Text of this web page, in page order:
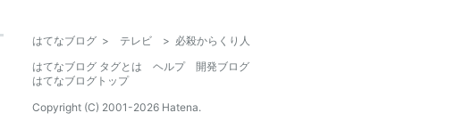
はてなブログ > テレビ > 必殺からくり人
はてなブログ タグとは
ヘルプ
開発ブログ
はてなブログトップ
Copyright (C) 2001-2026 Hatena.